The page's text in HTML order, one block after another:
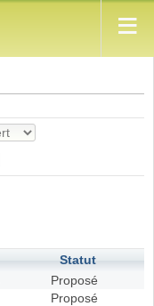
Statut
Proposé
Proposé